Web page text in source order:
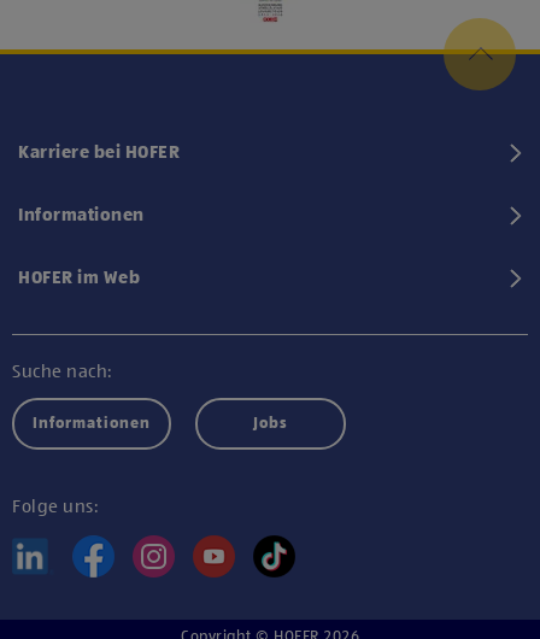
Karriere bei HOFER
Informationen
HOFER im Web
Suche nach:
Informationen Jobs
Folge uns: